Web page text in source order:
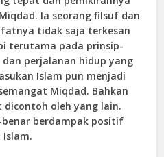
Ia seorang filsuf dan
tidak saja terkesan
terutama pada prinsip-
perjalanan hidup yang
Islam pun menjadi
Miqdad. Bahkan
oleh yang lain.
berdampak positif
Islam.